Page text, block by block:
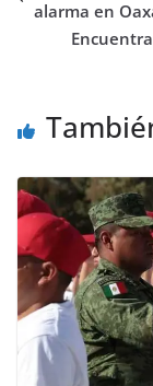
alarma en